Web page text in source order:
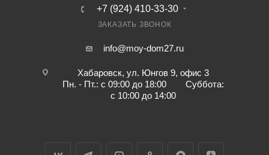
+7 (924) 410-33-30
ЗАКАЗАТЬ ЗВОНОК
info@moy-dom27.ru
Хабаровск, ул. Юнгов 9, офис 3
Пн. - Пт.: с 09:00 до 18:00 Суббота:
с 10:00 до 14:00